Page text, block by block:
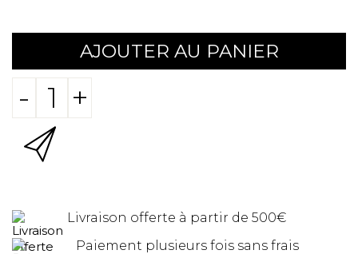
AJOUTER AU PANIER
- +
Livraison offerte à partir de 500€
Paiement plusieurs fois sans frais